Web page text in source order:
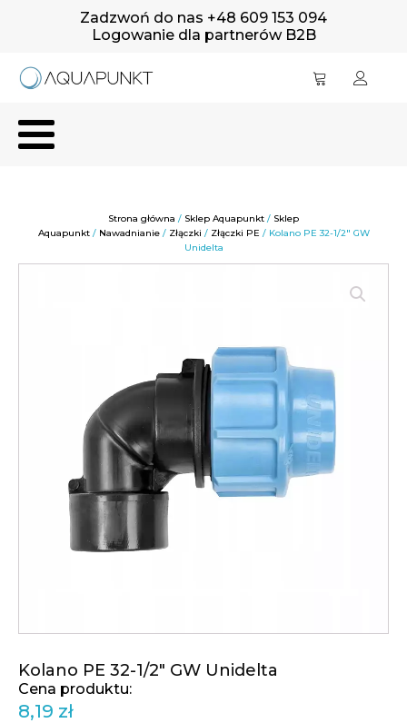
Zadzwoń do nas +48 609 153 094
Logowanie dla partnerów B2B
Strona główna / Sklep Aquapunkt / Sklep
Aquapunkt/ Nawadnianie/ Złączki / Złączki PE / Kolano PE 32-1/2" GW
Unidelta
Kolano PE 32-1/2" GW Unidelta
8,19 zł